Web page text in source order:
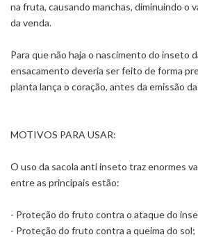
na fruta, causando manchas, diminuindo o
da venda.
Para que não haja o nascimento do inseto
ensacamento deveria ser feito de forma
planta lança o coração, antes da emissão
MOTIVOS PARA USAR:
O uso da sacola anti inseto traz enormes
entre as principais estão:
- Proteção do fruto contra o ataque do
- Proteção do fruto contra a queima do sol;